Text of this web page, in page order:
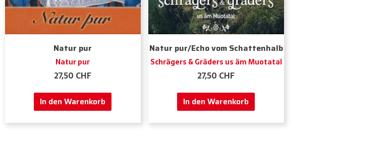
Natur pur
Natur pur
27,50 CHF
In den Warenkorb
Natur pur/Echo vom Schattenhalb
Schrägers & Gräders us äm Muotatal
27,50 CHF
In den Warenkorb